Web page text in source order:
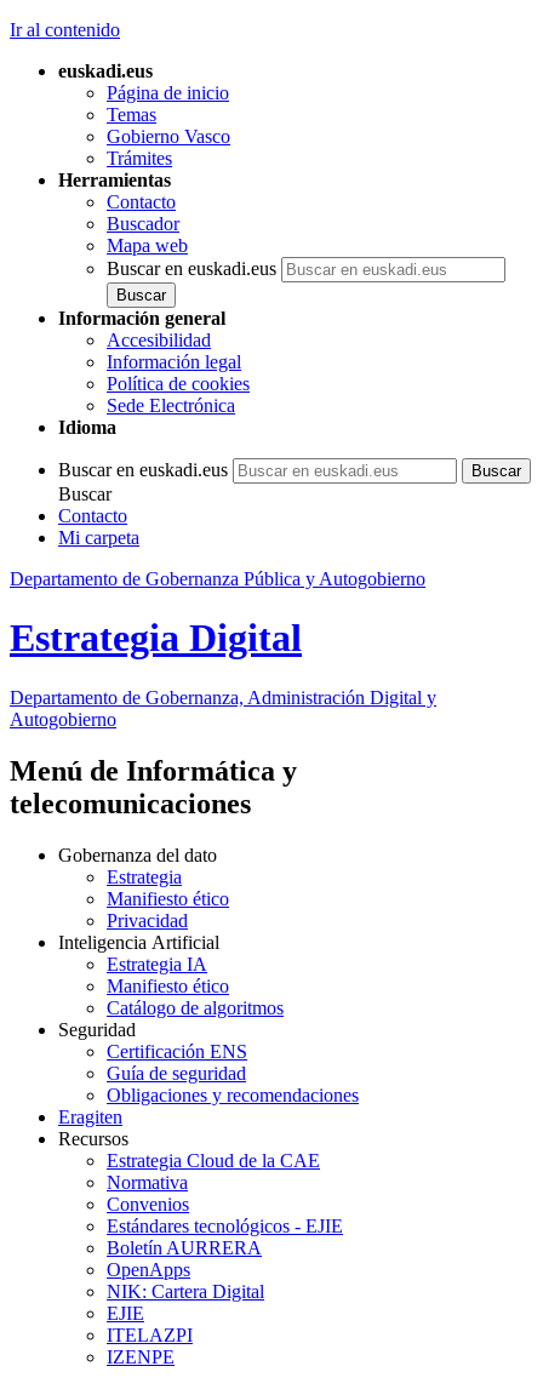
Ir al contenido
euskadi.eus
Página de inicio
Temas
Gobierno Vasco
Trámites
Herramientas
Contacto
Buscador
Mapa web
Buscar en euskadi.eus
Información general
Accesibilidad
Información legal
Política de cookies
Sede Electrónica
Idioma
Buscar en euskadi.eus
Buscar
Contacto
Mi carpeta
Departamento de Gobernanza Pública y Autogobierno
Estrategia Digital
Departamento de Gobernanza, Administración Digital y
Autogobierno
Menú de Informática y
telecomunicaciones
Gobernanza del dato
Estrategia
Manifiesto ético
Privacidad
Inteligencia Artificial
Estrategia IA
Manifiesto ético
Catálogo de algoritmos
Seguridad
Certificación ENS
Guía de seguridad
Obligaciones y recomendaciones
Eragiten
Recursos
Estrategia Cloud de la CAE
Normativa
Convenios
Estándares tecnológicos - EJIE
Boletín AURRERA
OpenApps
NIK: Cartera Digital
EJIE
ITELAZPI
IZENPE